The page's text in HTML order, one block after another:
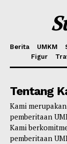
Berita UMKM
Figur
Tentang
Kami
pemberitaan
Kami
pemberitaan